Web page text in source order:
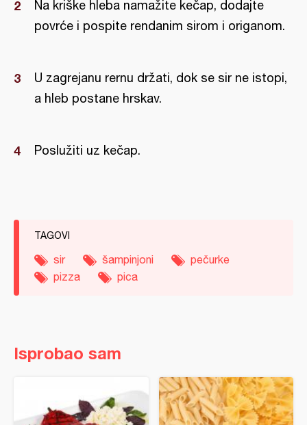
Na kriške hleba namažite kečap, dodajte
povrće i pospite rendanim sirom i origanom.
U zagrejanu rernu držati, dok se sir ne istopi,
a hleb postane hrskav.
Poslužiti uz kečap.
TAGOVI
sir šampinjoni
pečurke
pizza
pica
Isprobao sam